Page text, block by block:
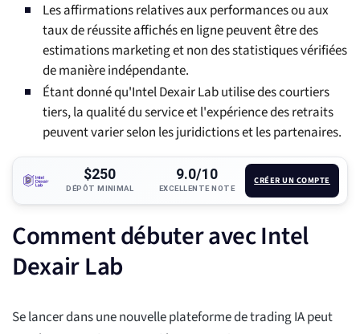
Les affirmations relatives aux performances ou aux
taux de réussite affichés en ligne peuvent être des
estimations marketing et non des statistiques vérifiées
de manière indépendante.
Étant donné qu'Intel Dexair Lab utilise des courtiers
tiers, la qualité du service et l'expérience des retraits
peuvent varier selon les juridictions et les partenaires.
$250
DÉPÔT MINIMAL
9.0/10
EXCELLENTE NOTE
CRÉER UN COMPTE
Comment débuter avec Intel
Dexair Lab
Se lancer dans une nouvelle plateforme de trading IA peut